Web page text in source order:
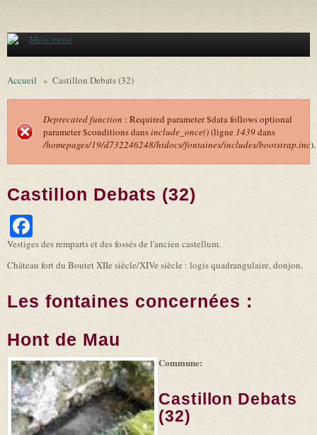
Main menu
Accueil » Castillon Debats (32)
Message d'erreur
Deprecated function : Required parameter $data follows optional
parameter $conditions dansinclude_once()(ligne 1439dans
/homepages/19/d732246248/htdocs/fontaines/includes/bootstrap.inc).
Castillon Debats (32)
Vestiges des remparts et des fossés de l'ancien castellum.
Château fort du Boutet XIIe siècle/XIVe siècle : logis quadrangulaire, donjon.
Les fontaines concernées :
Hont de Mau
Commune:
Castillon Debats
(32)